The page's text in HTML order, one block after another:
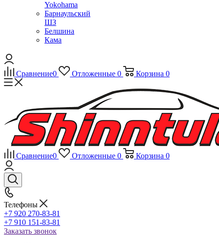
Yokohama
Барнаульский
ШЗ
Белшина
Кама
Сравнение0 Отложенные 0 Корзина 0
Сравнение0 Отложенные 0 Корзина 0
Телефоны
+7 920 270-83-81
+7 910 151-83-81
Заказать звонок